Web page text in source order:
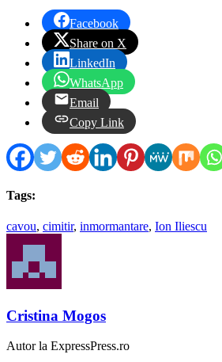
Facebook
Share on X
LinkedIn
WhatsApp
Email
Copy Link
Tags:
cavou, cimitir, inmormantare, Ion Iliescu
Cristina Mogos
Autor la ExpressPress.ro